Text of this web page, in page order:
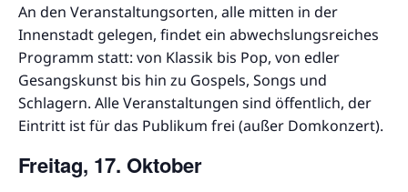
An den Veranstaltungsorten, alle mitten in der
Innenstadt gelegen, findet ein abwechslungsreiches
Programm statt: von Klassik bis Pop, von edler
Gesangskunst bis hin zu Gospels, Songs und
Schlagern. Alle Veranstaltungen sind öffentlich, der
Eintritt ist für das Publikum frei (außer Domkonzert).
Freitag, 17. Oktober